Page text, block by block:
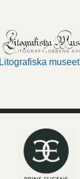
Litografiska museet